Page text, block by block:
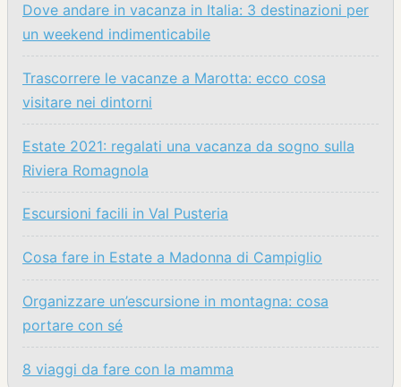
Dove andare in vacanza in Italia: 3 destinazioni per
un weekend indimenticabile
Trascorrere le vacanze a Marotta: ecco cosa
visitare nei dintorni
Estate 2021: regalati una vacanza da sogno sulla
Riviera Romagnola
Escursioni facili in Val Pusteria
Cosa fare in Estate a Madonna di Campiglio
Organizzare un’escursione in montagna: cosa
portare con sé
8 viaggi da fare con la mamma